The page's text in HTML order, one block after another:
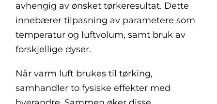
avhengig av ønsket tørkeresultat. Dette
innebærer tilpasning av parametere som
temperatur og luftvolum, samt bruk av
forskjellige dyser.
Når varm luft brukes til tørking,
samhandler to fysiske effekter med